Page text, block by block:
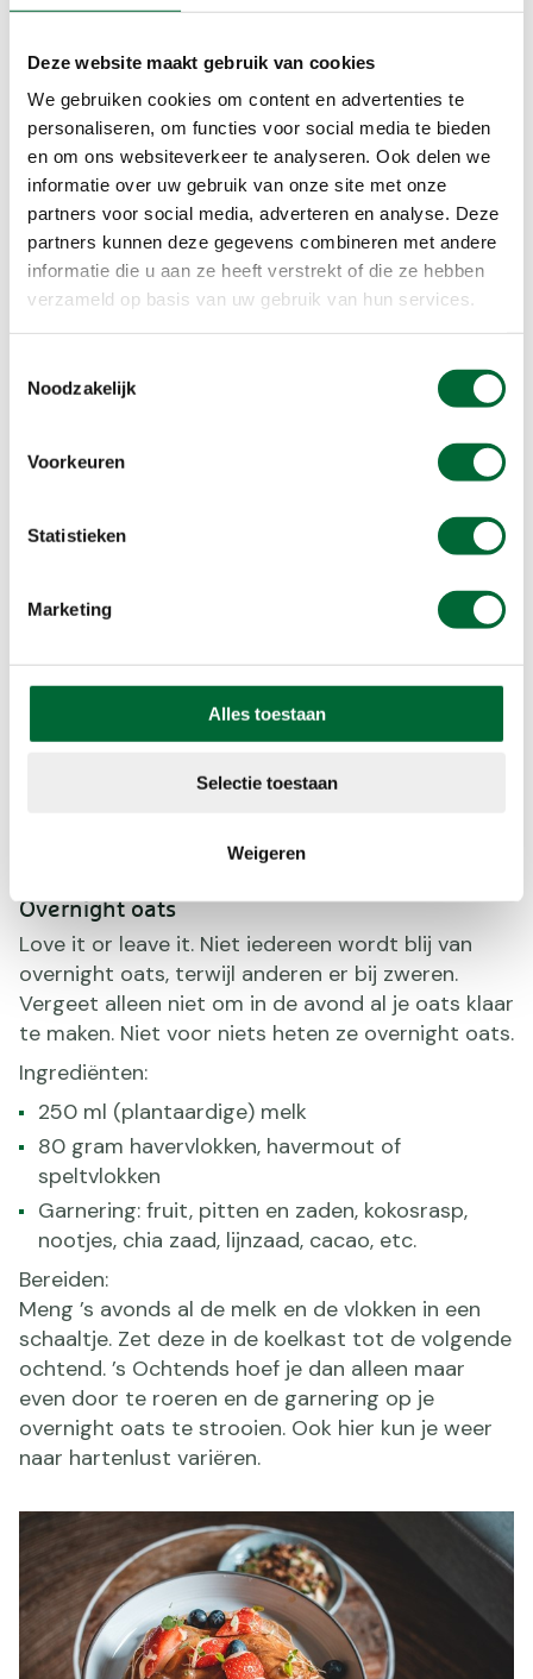
Deze website maakt gebruik van cookies
We gebruiken cookies om content en advertenties te
personaliseren, om functies voor social media te bieden
en om ons websiteverkeer te analyseren. Ook delen we
informatie over uw gebruik van onze site met onze
partners voor social media, adverteren en analyse. Deze
partners kunnen deze gegevens combineren met andere
informatie die u aan ze heeft verstrekt of die ze hebben
verzameld op basis van uw gebruik van hun services.
Noodzakelijk
Voorkeuren
Statistieken
Marketing
Alles toestaan
Selectie toestaan
Weigeren
soorten fruit (bijvoorbeeld mango en banaan) te
gebruiken of de garnering af te wisselen.
Ingrediënten:
250 ml volle kwark
50 gr bevroren blauwe bessen
50 gr bevroren frambozen
5 el granola of muesli
Garnering: vruchten, chia zaad, lijnzaad,
kokosrasp, pitten en zaden, nootjes
Bereiden:
Doe de kwark en het bevroren fruit in een blender
en mix het tot een glad geheel. Schep dit in een
kommetje en garneer met granola en de toppings
Overnight oats
Love it or leave it. Niet iedereen wordt blij van
overnight oats, terwijl anderen er bij zweren.
Vergeet alleen niet om in de avond al je oats klaar
te maken. Niet voor niets heten ze overnight oats.
Ingrediënten:
250 ml (plantaardige) melk
80 gram havervlokken, havermout of
speltvlokken
Garnering: fruit, pitten en zaden, kokosrasp,
nootjes, chia zaad, lijnzaad, cacao, etc.
Bereiden:
Meng ’s avonds al de melk en de vlokken in een
schaaltje. Zet deze in de koelkast tot de volgende
ochtend. ’s Ochtends hoef je dan alleen maar
even door te roeren en de garnering op je
overnight oats te strooien. Ook hier kun je weer
naar hartenlust variëren.